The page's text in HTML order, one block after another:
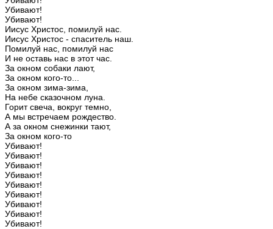
Убивают!
Убивают!
Иисус Христос, помилуй нас.
Иисус Христос - спаситель наш.
Помилуй нас, помилуй нас
И не оставь нас в этот час.
За окном собаки лают,
За окном кого-то...
За окном зима-зима,
На небе сказочном луна.
Горит свеча, вокруг темно,
А мы встречаем рождество.
А за окном снежинки тают,
За окном кого-то
Убивают!
Убивают!
Убивают!
Убивают!
Убивают!
Убивают!
Убивают!
Убивают!
Убивают!